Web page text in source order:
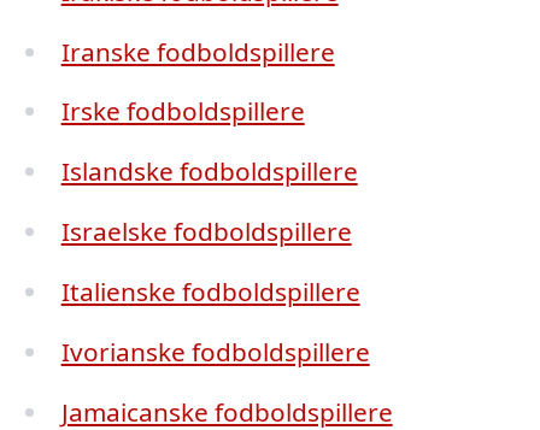
Iranske fodboldspillere
Irske fodboldspillere
Islandske fodboldspillere
Israelske fodboldspillere
Italienske fodboldspillere
Ivorianske fodboldspillere
Jamaicanske fodboldspillere